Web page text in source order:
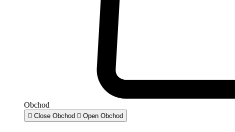
Obchod
Close Obchod Open Obchod